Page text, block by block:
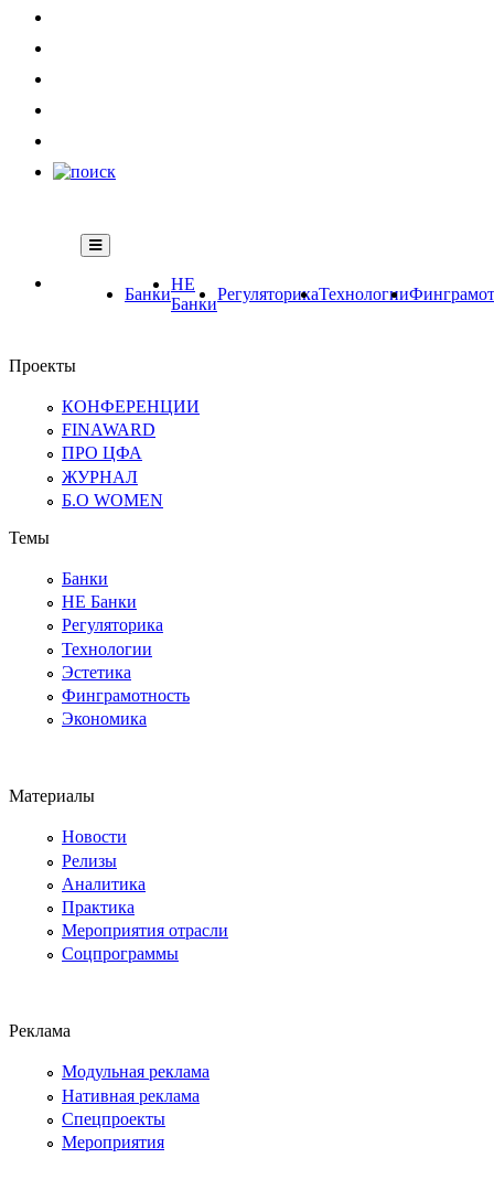
Банки
НЕ
Банки
РегуляторикаТехнологии
Проекты
КОНФЕРЕНЦИИ
FINAWARD
ПРО ЦФА
ЖУРНАЛ
Б.О WOMEN
Темы
Банки
НЕ Банки
Регуляторика
Технологии
Эстетика
Финграмотность
Экономика
Материалы
Новости
Релизы
Аналитика
Практика
Мероприятия отрасли
Соцпрограммы
Реклама
Модульная реклама
Нативная реклама
Спецпроекты
Мероприятия